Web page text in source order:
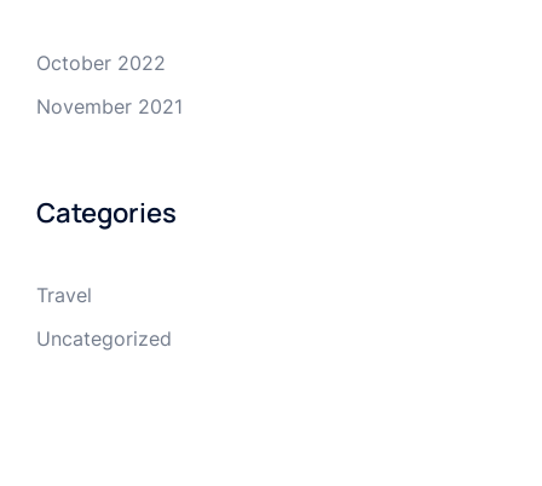
October 2022
November 2021
Categories
Travel
Uncategorized